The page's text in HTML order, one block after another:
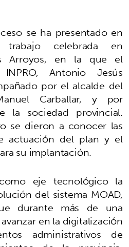
se ha presentado en
celebrada en
Arroyos, en la que el
Antonio Jesús
por el alcalde del
Carballar, y por
la sociedad provincial.
se dieron a conocer las
actuación del plan y el
su implantación.
eje tecnológico la
del sistema MOAD,
durante más de una
en la digitalización
administrativos de